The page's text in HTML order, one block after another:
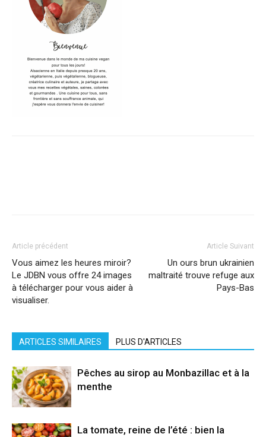
Article précédent
Vous aimez les heures miroir?
Le JDBN vous offre 24 images
à télécharger pour vous aider à
visualiser.
Article Suivant
Un ours brun ukrainien
maltraité trouve refuge aux
Pays-Bas
ARTICLES SIMILAIRES PLUS D'ARTICLES
Pêches au sirop au Monbazillac et à la
menthe
La tomate, reine de l’été : bien la